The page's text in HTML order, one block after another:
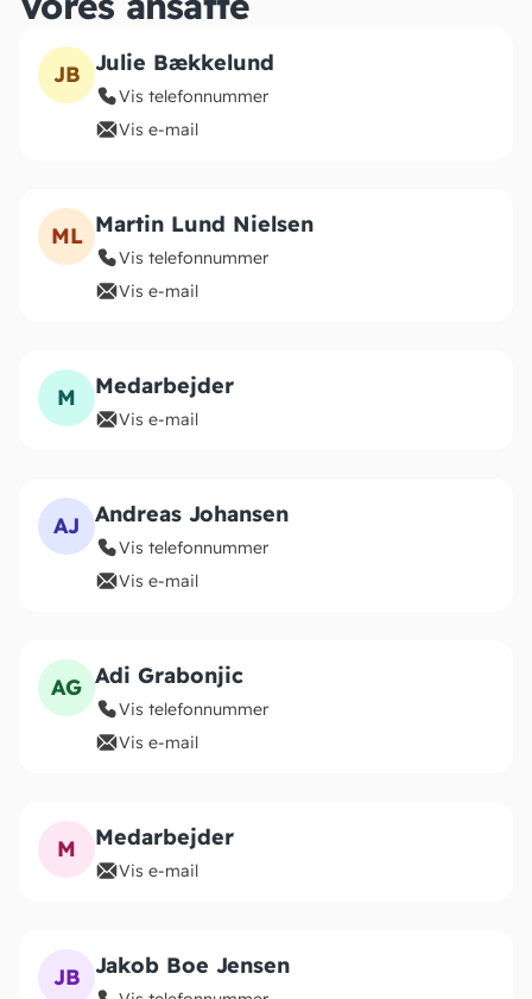
JB Julie Bækkelund
Vis telefonnummer
Vis e-mail
ML Martin Lund Nielsen
Vis telefonnummer
Vis e-mail
M Medarbejder
Vis e-mail
AJ Andreas Johansen
Vis telefonnummer
Vis e-mail
AG Adi Grabonjic
Vis telefonnummer
Vis e-mail
M Medarbejder
Vis e-mail
JB Jakob Boe Jensen